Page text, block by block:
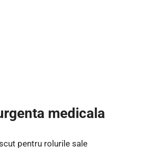
medicala
pentru rolurile sale